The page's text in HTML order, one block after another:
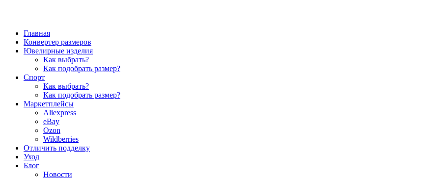
Главная
Конвертер размеров
Ювелирные изделия
Как выбрать?
Как подобрать размер?
Спорт
Как выбрать?
Как подобрать размер?
Маркетплейсы
Aliexpress
eBay
Ozon
Wildberries
Отличить подделку
Уход
Блог
Новости